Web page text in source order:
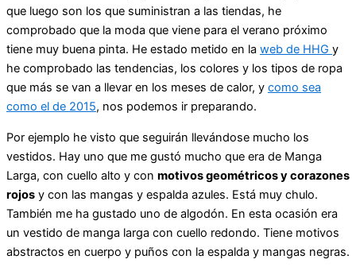
que luego son los que suministran a las tiendas, he
comprobado que la moda que viene para el verano próximo
tiene muy buena pinta. He estado metido en la web de HHG y
he comprobado las tendencias, los colores y los tipos de ropa
que más se van a llevar en los meses de calor, y como sea
como el de 2015, nos podemos ir preparando.
Por ejemplo he visto que seguirán llevándose mucho los
vestidos. Hay uno que me gustó mucho que era de Manga
Larga, con cuello alto y con motivos geométricos y corazones
rojos y con las mangas y espalda azules. Está muy chulo.
También me ha gustado uno de algodón. En esta ocasión era
un vestido de manga larga con cuello redondo. Tiene motivos
abstractos en cuerpo y puños con la espalda y mangas negras.